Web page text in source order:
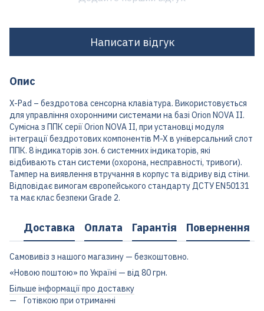
Написати відгук
Опис
X-Pad – бездротова сенсорна клавіатура. Використовується
для управління охоронними системами на базі Orion NOVA II.
Сумісна з ППК серії Orion NOVA II, при установці модуля
інтеграції бездротових компонентів M-X в універсальний слот
ППК. 8 індикаторів зон. 6 системних індикаторів, які
відбивають стан системи (охорона, несправності, тривоги).
Тампер на виявлення втручання в корпус та відриву від стіни.
Відповідає вимогам європейського стандарту ДСТУ EN50131
та має клас безпеки Grade 2.
Доставка Оплата Гарантія Повернення
Самовивіз з нашого магазину — безкоштовно.
«Новою поштою» по Україні — від 80 грн.
Більше інформації про доставку
Готівкою при отриманні